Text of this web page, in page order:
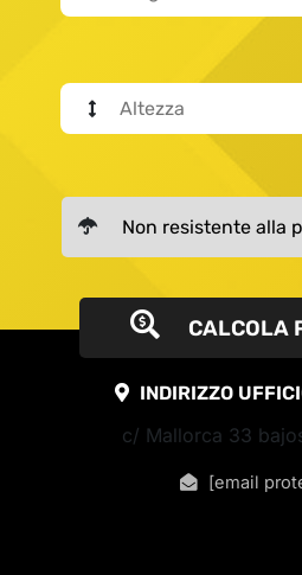
CALCOLA
INDIRIZZO
c/ Mallorca 33
[email